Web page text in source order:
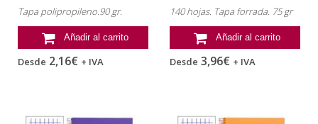
Tapa polipropileno.90 gr.
Añadir al carrito
Desde 2,16€ + IVA
140 hojas. Tapa forrada. 75 gr
Añadir al carrito
Desde 3,96€ + IVA